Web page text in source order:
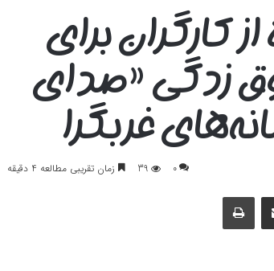
کارگران برای
زدگی «صدای
غربگرا
0
39 زمان تقریبی مطالعه 4 دقیقه
اشتراک گذاری با ایمیل چاپ